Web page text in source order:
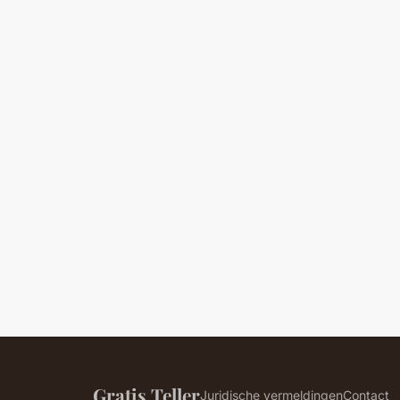
Gratis TellerJuridische vermeldingenContact